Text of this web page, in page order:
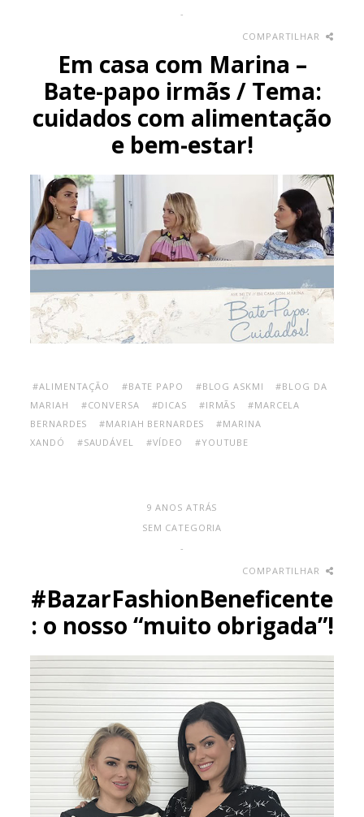
-
COMPARTILHAR
Em casa com Marina –
Bate-papo irmãs / Tema:
cuidados com alimentação
e bem-estar!
#ALIMENTAÇÃO #BATE PAPO #BLOG ASKMI
#BLOG DA
MARIAH
#CONVERSA #DICAS #IRMÃS
#MARCELA
BERNARDES
#MARIAH BERNARDES
#MARINA
XANDÓ
#SAUDÁVEL #VÍDEO #YOUTUBE
9 ANOS ATRÁS
SEM CATEGORIA
-
COMPARTILHAR
#BazarFashionBeneficente
: o nosso “muito obrigada”!